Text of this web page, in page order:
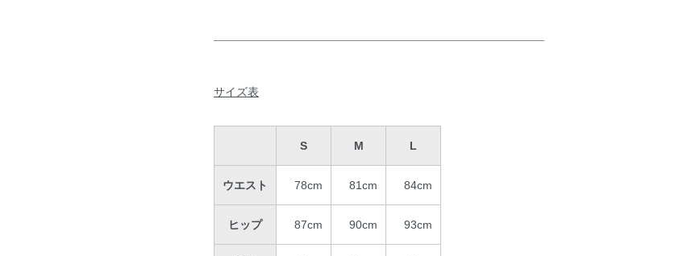
サイズ表
S M L
ウエスト 78cm 81cm 84cm
ヒップ 87cm 90cm 93cm